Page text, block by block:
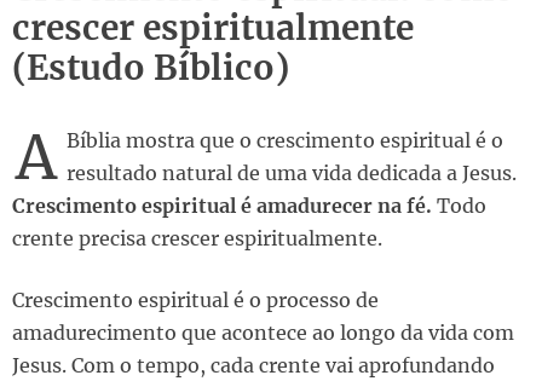
crescer espiritualmente
(Estudo Bíblico)
A Bíblia mostra que o crescimento espiritual é o
resultado natural de uma vida dedicada a Jesus.
Crescimento espiritual é amadurecer na fé. Todo
crente precisa crescer espiritualmente.
Crescimento espiritual é o processo de
amadurecimento que acontece ao longo da vida com
Jesus. Com o tempo, cada crente vai aprofundando